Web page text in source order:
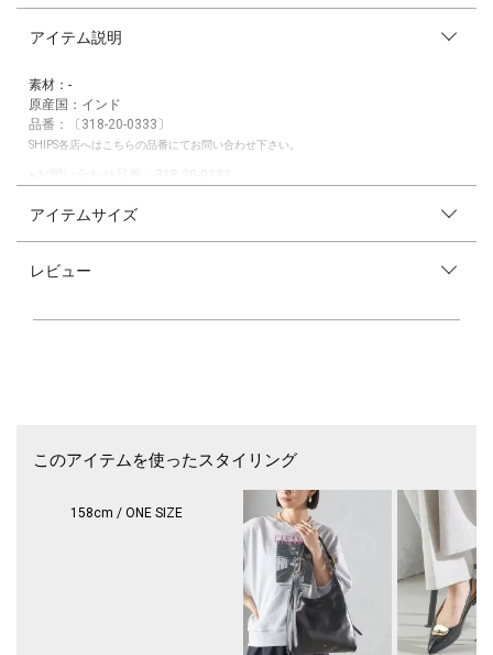
アイテム説明
素材：-
原産国：インド
品番：〔318-20-0333〕
SHIPS各店へはこちらの品番にてお問い合わせ下さい。
【Last Chance Textile】（ラスト・チャンス・テキスタイル）
オーガニックコットン、天然染色のシルク、手織りのカディなど、柔らか
アイテムサイズ
レビュー
このアイテムを使ったスタイリング
158cm / ONE SIZE